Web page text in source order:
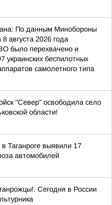
По данным Минобороны
августа 2026 года
было перехвачено и
украинских беспилотных
самолетного типа
"Север" освободила село
области!
Таганроге выявили 17
автомобилей
Сегодня в России